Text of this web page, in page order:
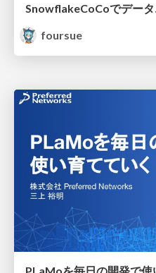
SnowflakeCoCoでデータ
foursue